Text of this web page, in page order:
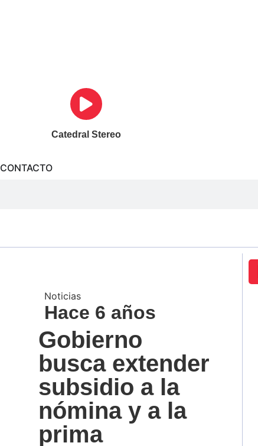
Catedral Stereo
CONTACTO
Noticias
Hace 6 años
Gobierno
busca extender
subsidio a la
nómina y a la
prima